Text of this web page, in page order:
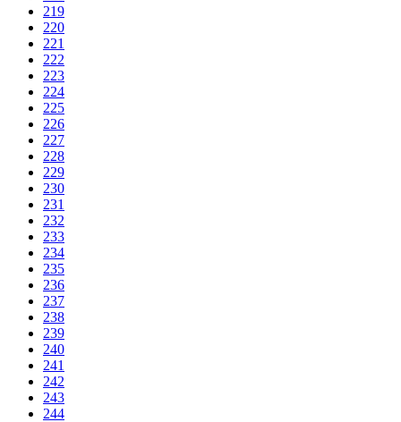
219
220
221
222
223
224
225
226
227
228
229
230
231
232
233
234
235
236
237
238
239
240
241
242
243
244